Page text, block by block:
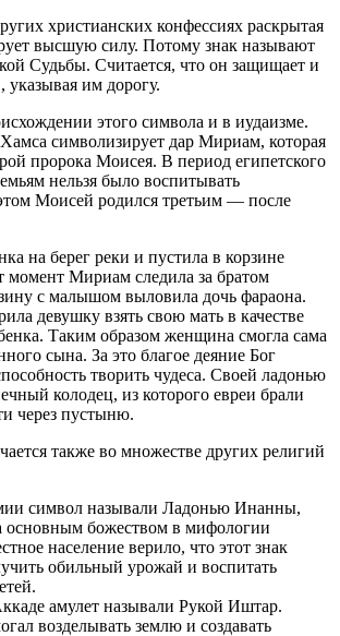
христианских конфессиях раскрытая
высшую силу. Потому знак называют
Судьбы. Считается, что он защищает и
указывая им дорогу.
этого символа и в иудаизме.
символизирует дар Мириам, которая
пророка Моисея. В период египетского
нельзя было воспитывать
Моисей родился третьим — после
на берег реки и пустила в корзине
момент Мириам следила за братом
с малышом выловила дочь фараона.
девушку взять свою мать в качестве
Таким образом женщина смогла сама
сына. За это благое деяние Бог
творить чудеса. Своей ладонью
колодец, из которого евреи брали
через пустыню.
также во множестве других религий
символ называли Ладонью Инанны,
основным божеством в мифологии
население верило, что этот знак
обильный урожай и воспитать
амулет называли Рукой Иштар.
возделывать землю и создавать